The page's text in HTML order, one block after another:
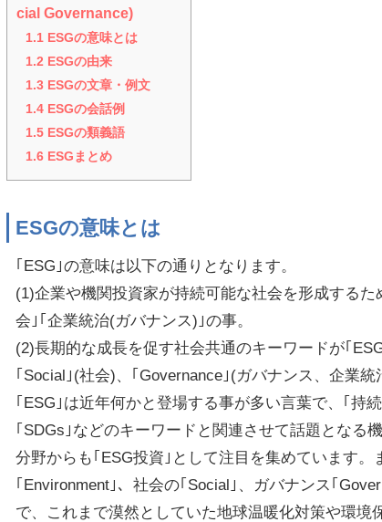
cial Governance)
1.1 ESGの意味とは
1.2 ESGの由来
1.3 ESGの文章・例文
1.4 ESGの会話例
1.5 ESGの類義語
1.6 ESGまとめ
ESGの意味とは
｢ESG｣の意味は以下の通りとなります。
(1)企業や機関投資家が持続可能な社会を形成する
会｣｢企業統治(ガバナンス)｣の事。
(2)長期的な成長を促す社会共通のキーワードが｢
｢Social｣(社会)、｢Governance｣(ガバナンス、企業統
｢ESG｣は近年何かと登場する事が多い言葉で、｢持
｢SDGs｣などのキーワードと関連させて話題となる
分野からも｢ESG投資｣として注目を集めています。
｢Environment｣、社会の｢Social｣、ガバナンス｢
で、これまで漠然としていた地球温暖化対策や環境